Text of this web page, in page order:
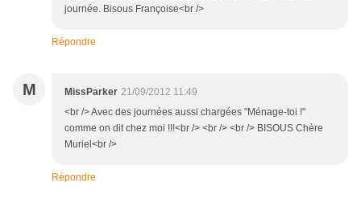
journée. Bisous Françoise<br />
Répondre
M MissParker 21/09/2012 11:49
<br /> Avec des journées aussi chargées "Ménage-toi !"
comme on dit chez moi !!!<br /> <br /> <br /> BISOUS Chère
Muriel<br />
Répondre